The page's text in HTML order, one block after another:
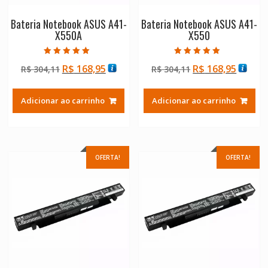
Bateria Notebook ASUS A41-
X550A
5.00
de 5
R$304,11 O
original
era:
R$ 168,95O
atual
é:
Adicionar ao carrinho
Bateria Notebook ASUS A41-
X550
5.00
de 5
R$304,11 O
original
era:
R$ 168,95O
atual
é:
Adicionar ao carrinho
OFERTA! OFERTA!